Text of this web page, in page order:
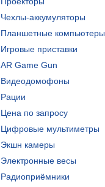
Чехлы-аккумуляторы
Планшетные компьютеры
Игровые приставки
AR Game Gun
Видеодомофоны
Рации
Цена по запросу
Цифровые мультиметры
Экшн камеры
Электронные весы
Радиоприёмники